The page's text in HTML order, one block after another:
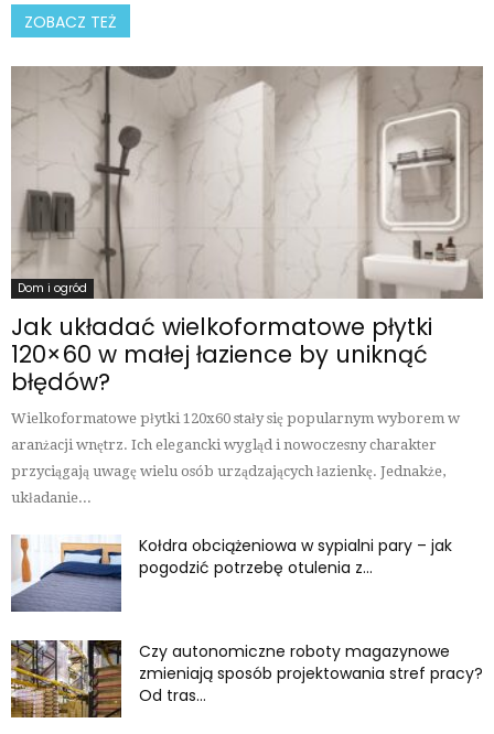
ZOBACZ TEŻ
Dom i ogród
Jak układać wielkoformatowe płytki
120×60 w małej łazience by uniknąć
błędów?
Wielkoformatowe płytki 120x60 stały się popularnym wyborem w
aranżacji wnętrz. Ich elegancki wygląd i nowoczesny charakter
przyciągają uwagę wielu osób urządzających łazienkę. Jednakże,
układanie...
Kołdra obciążeniowa w sypialni pary – jak
pogodzić potrzebę otulenia z...
Czy autonomiczne roboty magazynowe
zmieniają sposób projektowania stref pracy?
Od tras...